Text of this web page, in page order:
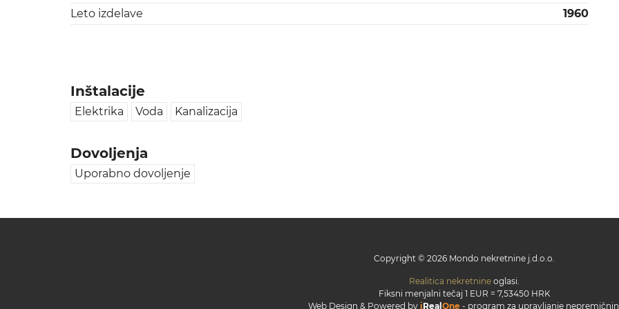
Leto izdelave 1960
Inštalacije
Elektrika Voda Kanalizacija
Dovoljenja
Uporabno dovoljenje
Copyright © 2026 Mondo nekretnine j.d.o.o.
Realitica nekretnine oglasi.
Fiksni menjalni tečaj 1 EUR = 7,53450 HRK
Web Design & Powered by iReal One- program za upravljanje nepremičnin